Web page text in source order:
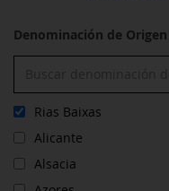
Denominación de Origen
Rias Baixas
Alicante
Alsacia